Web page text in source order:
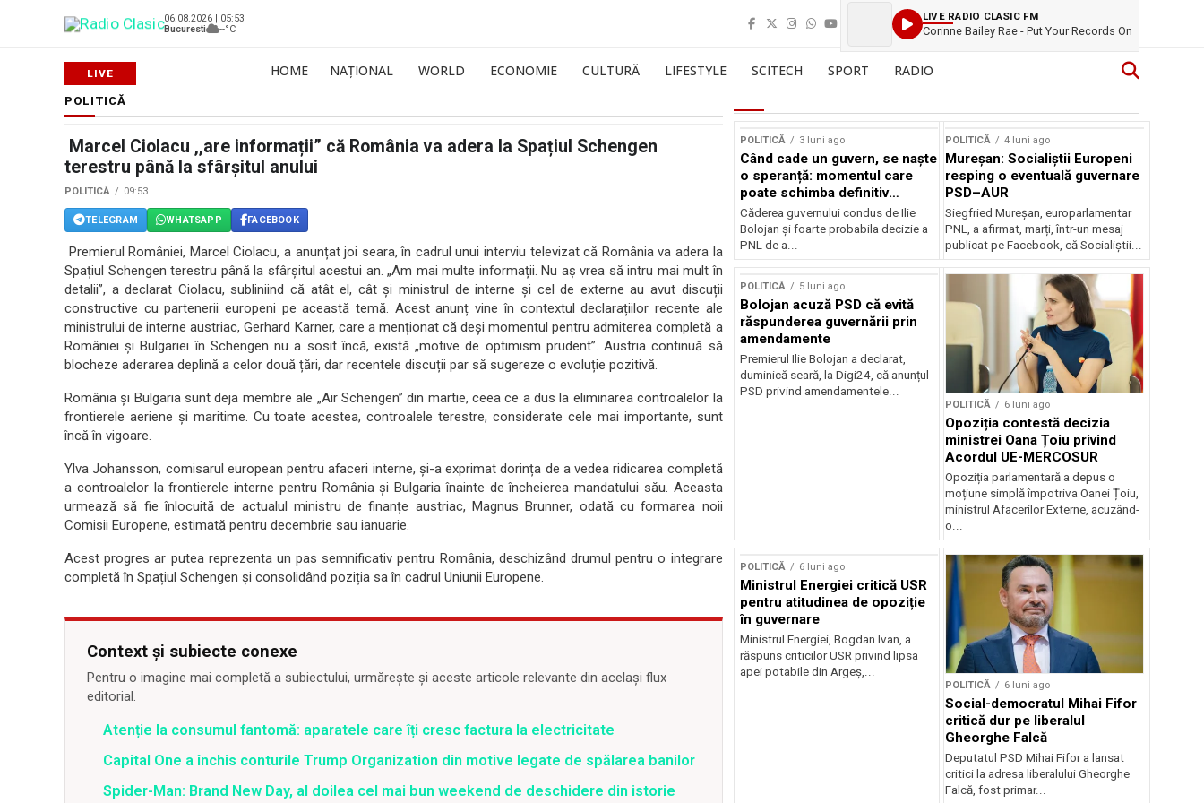
06.08.2026 | 05:53
Bucuresti
--°C
LIVE RADIO CLASIC FM
Corinne Bailey Rae - Put Your Records On
HOME NAȚIONAL WORLD ECONOMIE CULTURĂ LIFESTYLE SCITECH SPORT RADIO
POLITICĂ
Marcel Ciolacu ,,are informații” că România va adera la Spațiul Schengen
terestru până la sfârșitul anului
POLITICĂ 09:53
TELEGRAM WHATSAPP FACEBOOK
Premierul României, Marcel Ciolacu, a anunțat joi seara, în cadrul unui interviu televizat că România va adera la
Spațiul Schengen terestru până la sfârșitul acestui an. „Am mai multe informații. Nu aș vrea să intru mai mult în
detalii”, a declarat Ciolacu, subliniind că atât el, cât și ministrul de interne și cel de externe au avut discuții
constructive cu partenerii europeni pe această temă. Acest anunț vine în contextul declarațiilor recente ale
ministrului de interne austriac, Gerhard Karner, care a menționat că deși momentul pentru admiterea completă a
României și Bulgariei în Schengen nu a sosit încă, există „motive de optimism prudent”. Austria continuă să
blocheze aderarea deplină a celor două țări, dar recentele discuții par să sugereze o evoluție pozitivă.
România și Bulgaria sunt deja membre ale „Air Schengen” din martie, ceea ce a dus la eliminarea controalelor la
frontierele aeriene și maritime. Cu toate acestea, controalele terestre, considerate cele mai importante, sunt
încă în vigoare.
Ylva Johansson, comisarul european pentru afaceri interne, și-a exprimat dorința de a vedea ridicarea completă
a controalelor la frontierele interne pentru România și Bulgaria înainte de încheierea mandatului său. Aceasta
urmează să fie înlocuită de actualul ministru de finanțe austriac, Magnus Brunner, odată cu formarea noii
Comisii Europene, estimată pentru decembrie sau ianuarie.
Acest progres ar putea reprezenta un pas semnificativ pentru România, deschizând drumul pentru o integrare
completă în Spațiul Schengen și consolidând poziția sa în cadrul Uniunii Europene.
Context și subiecte conexe
Pentru o imagine mai completă a subiectului, urmărește și aceste articole relevante din același flux
editorial.
Atenție la consumul fantomă: aparatele care îți cresc factura la electricitate
Capital One a închis conturile Trump Organization din motive legate de spălarea banilor
Spider-Man: Brand New Day, al doilea cel mai bun weekend de deschidere din istorie
POLITICĂ 3 luni ago
Când cade un guvern, se naște
o speranță: momentul care
poate schimba definitiv
politica României
Căderea guvernului condus de Ilie
Bolojan și foarte probabila decizie a
PNL de a...
POLITICĂ 4 luni ago
Mureșan: Socialiștii Europeni
resping o eventuală guvernare
PSD–AUR
Siegfried Mureșan, europarlamentar
PNL, a afirmat, marți, într-un mesaj
publicat pe Facebook, că Socialiștii...
POLITICĂ 5 luni ago
Bolojan acuză PSD că evită
răspunderea guvernării prin
amendamente
Premierul Ilie Bolojan a declarat,
duminică seară, la Digi24, că anunțul
PSD privind amendamentele...
POLITICĂ 6 luni ago
Opoziția contestă decizia
ministrei Oana Țoiu privind
Acordul UE-MERCOSUR
Opoziția parlamentară a depus o
moțiune simplă împotriva Oanei Țoiu,
ministrul Afacerilor Externe, acuzând-
o...
POLITICĂ 6 luni ago
Ministrul Energiei critică USR
pentru atitudinea de opoziție
în guvernare
Ministrul Energiei, Bogdan Ivan, a
răspuns criticilor USR privind lipsa
apei potabile din Argeș,...
POLITICĂ 6 luni ago
Social-democratul Mihai Fifor
critică dur pe liberalul
Gheorghe Falcă
Deputatul PSD Mihai Fifor a lansat
critici la adresa liberalului Gheorghe
Falcă, fost primar...